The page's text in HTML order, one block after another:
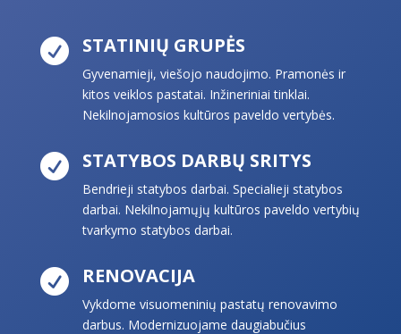
 STATINIŲ GRUPĖS
Gyvenamieji, viešojo naudojimo. Pramonės ir
kitos veiklos pastatai. Inžineriniai tinklai.
Nekilnojamosios kultūros paveldo vertybės.
 STATYBOS DARBŲ SRITYS
Bendrieji statybos darbai. Specialieji statybos
darbai. Nekilnojamųjų kultūros paveldo vertybių
tvarkymo statybos darbai.
 RENOVACIJA
Vykdome visuomeninių pastatų renovavimo
darbus. Modernizuojame daugiabučius